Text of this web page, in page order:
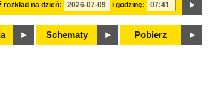
rozkład na dzień: i godzinę:
Schematy Pobierz